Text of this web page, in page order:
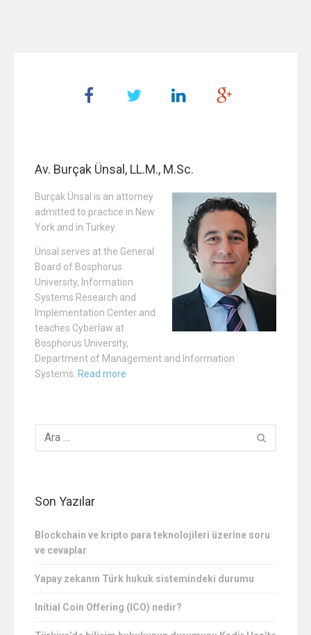
Av. Burçak Ünsal, LL.M., M.Sc.
Burçak Ünsal is an attorney
admitted to practice in New
York and in Turkey.
Ünsal serves at the General
Board of Bosphorus
University, Information
Systems Research and
Implementation Center and
teaches Cyberlaw at
Bosphorus University,
Department of Management and Information
Systems. Read more
Son Yazılar
Blockchain ve kripto para teknolojileri üzerine soru
ve cevaplar
Yapay zekanın Türk hukuk sistemindeki durumu
Initial Coin Offering (ICO) nedir?